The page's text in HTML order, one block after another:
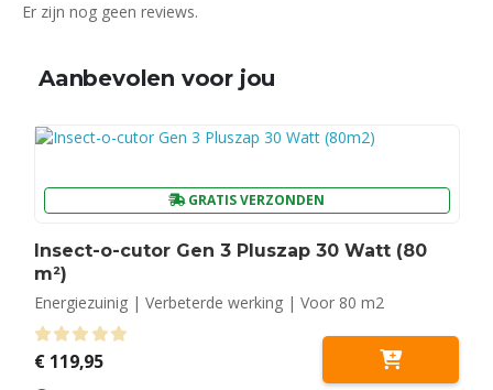
Er zijn nog geen reviews.
Aanbevolen voor jou
GRATIS VERZONDEN
Insect-o-cutor Gen 3 Pluszap 30 Watt (80
m²)
Energiezuinig | Verbeterde werking | Voor 80 m2
0 out of 5
€119,95